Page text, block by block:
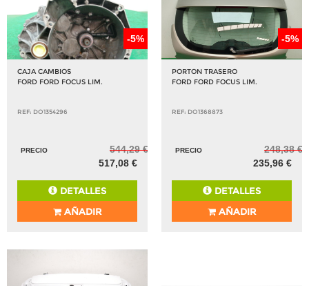
-5%
CAJA CAMBIOS
FORD FORD FOCUS LIM.
REF: DO1354296
PRECIO
544,29 €
517,08 €
DETALLES
AÑADIR
-5%
PORTON TRASERO
FORD FORD FOCUS LIM.
REF: DO1368873
PRECIO
248,38 €
235,96 €
DETALLES
AÑADIR